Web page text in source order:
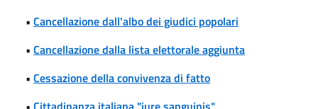
• Cancellazione dall'albo dei giudici popolari
• Cancellazione dalla lista elettorale aggiunta
• Cessazione della convivenza di fatto